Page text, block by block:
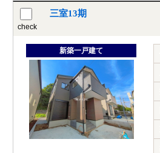
check
三室13期
新築一戸建て